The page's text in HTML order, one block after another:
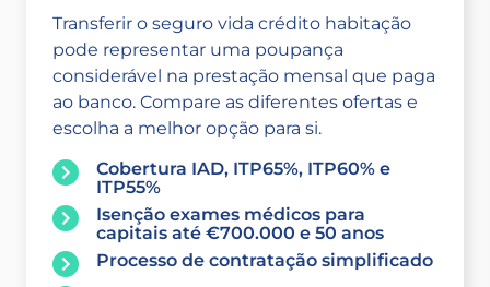
Transferir o seguro vida crédito habitação
pode representar uma poupança
considerável na prestação mensal que paga
ao banco. Compare as diferentes ofertas e
escolha a melhor opção para si.
Cobertura IAD, ITP65%, ITP60% e
ITP55%
Isenção exames médicos para
capitais até €700.000 e 50 anos
Processo de contratação simplificado